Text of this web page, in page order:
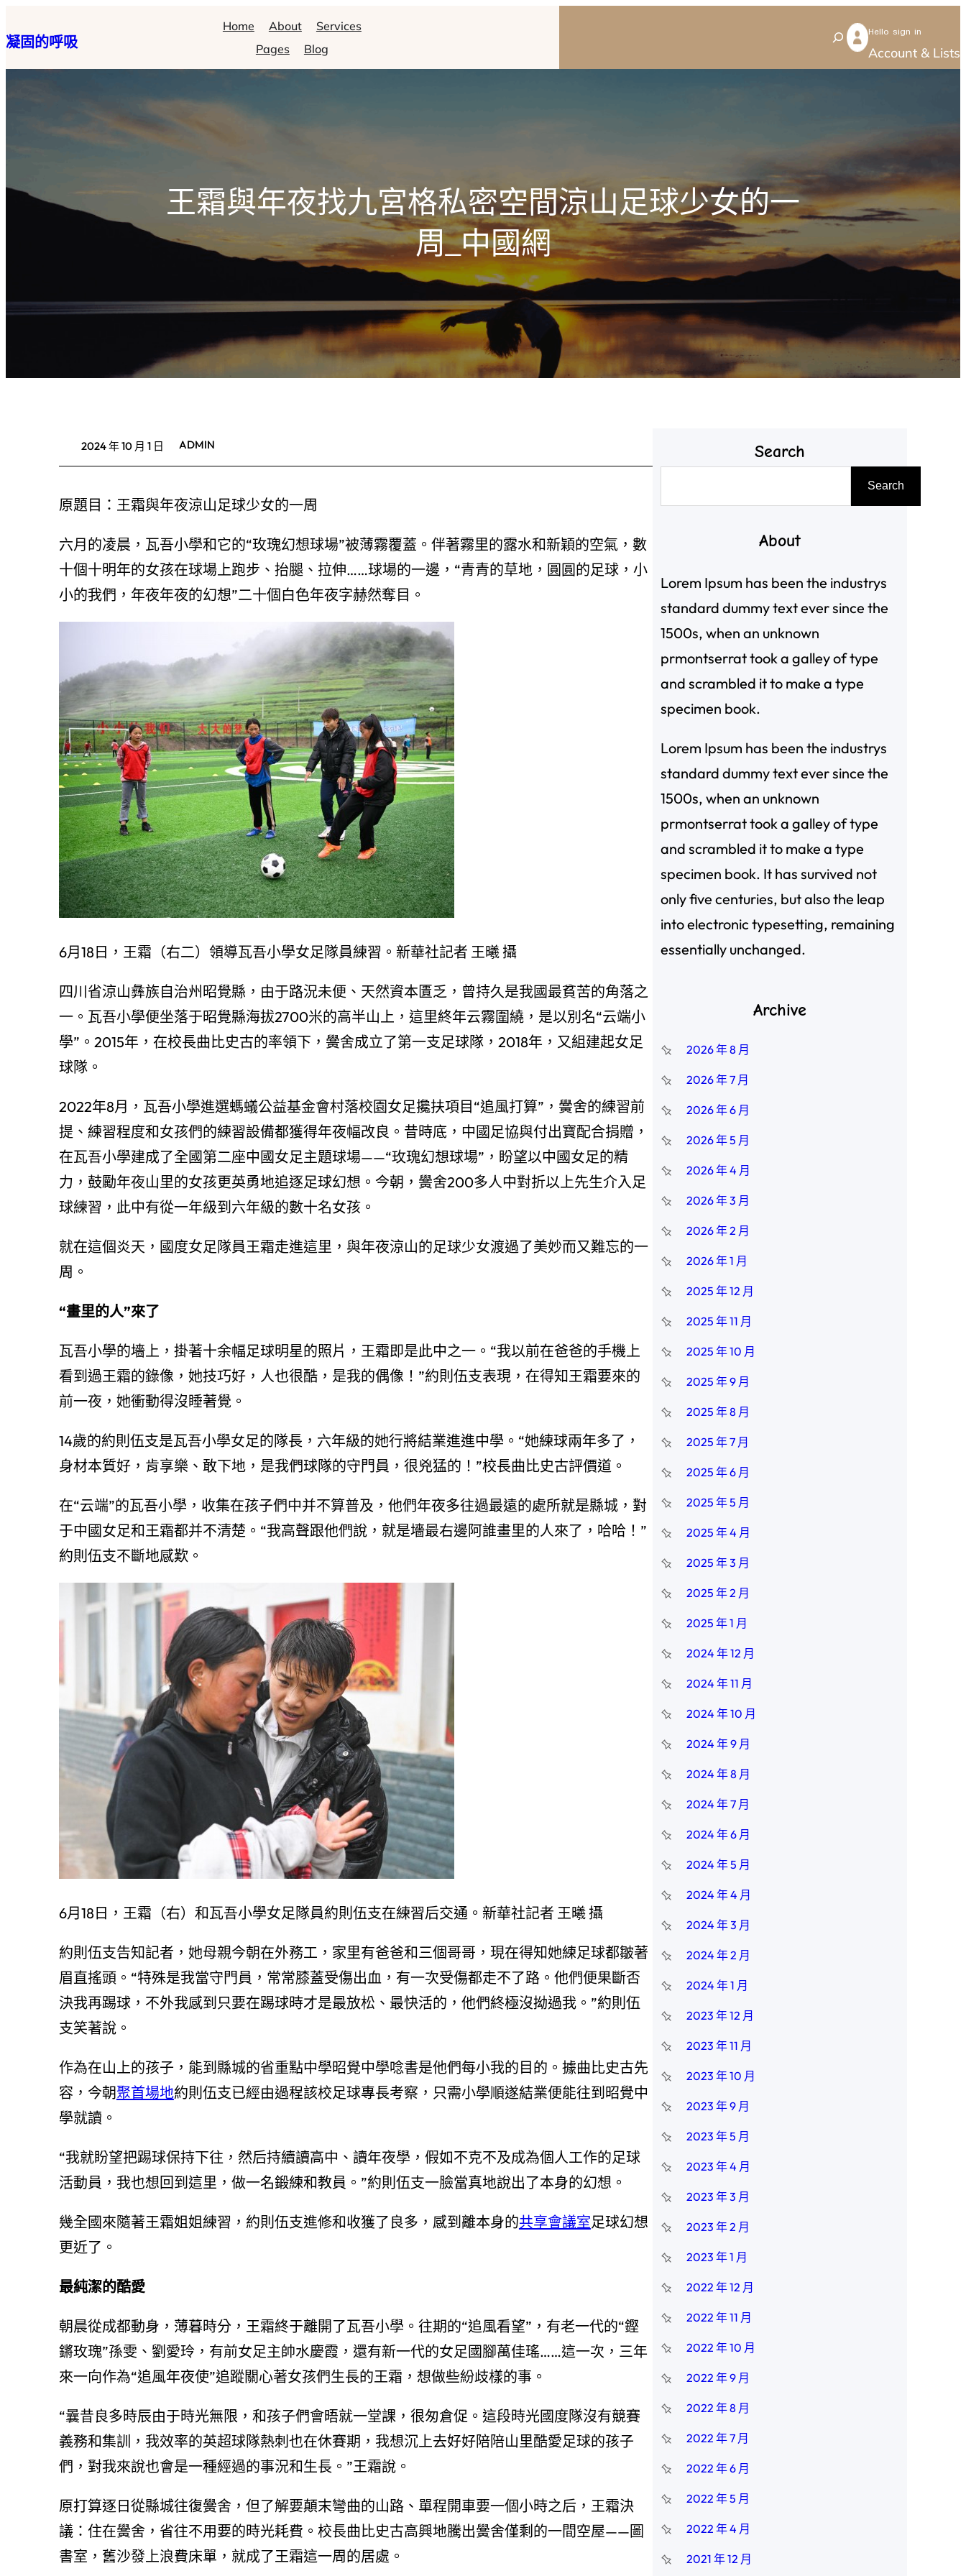
至
主
凝固的呼吸
Home About
Services
Pages
Blog
S
e
Hello sign in
Account & Lists
王霜與年夜找九宮格私密空間涼山足球少女的一
周_中國網
2024 年 10 月 1 日 ADMIN
原題目：王霜與年夜涼山足球少女的一周
六月的凌晨，瓦吾小學和它的“玫瑰幻想球場”被薄霧覆蓋。伴著霧里的露水和新穎的空氣，數
十個十明年的女孩在球場上跑步、抬腿、拉伸……球場的一邊，“青青的草地，圓圓的足球，小
小的我們，年夜年夜的幻想”二十個白色年夜字赫然奪目。
6月18日，王霜（右二）領導瓦吾小學女足隊員練習。新華社記者 王曦 攝
四川省涼山彝族自治州昭覺縣，由于路況未便、天然資本匱乏，曾持久是我國最貧苦的角落之
一。瓦吾小學便坐落于昭覺縣海拔2700米的高半山上，這里終年云霧圍繞，是以別名“云端小
學”。2015年，在校長曲比史古的率領下，黌舍成立了第一支足球隊，2018年，又組建起女足
球隊。
2022年8月，瓦吾小學進選螞蟻公益基金會村落校園女足攙扶項目“追風打算”，黌舍的練習前
提、練習程度和女孩們的練習設備都獲得年夜幅改良。昔時底，中國足協與付出寶配合捐贈，
在瓦吾小學建成了全國第二座中國女足主題球場——“玫瑰幻想球場”，盼望以中國女足的精
力，鼓勵年夜山里的女孩更英勇地追逐足球幻想。今朝，黌舍200多人中對折以上先生介入足
球練習，此中有從一年級到六年級的數十名女孩。
就在這個炎天，國度女足隊員王霜走進這里，與年夜涼山的足球少女渡過了美妙而又難忘的一
周。
“畫里的人”來了
瓦吾小學的墻上，掛著十余幅足球明星的照片，王霜即是此中之一。“我以前在爸爸的手機上
看到過王霜的錄像，她技巧好，人也很酷，是我的偶像！”約則伍支表現，在得知王霜要來的
前一夜，她衝動得沒睡著覺。
14歲的約則伍支是瓦吾小學女足的隊長，六年級的她行將結業進進中學。“她練球兩年多了，
身材本質好，肯享樂、敢下地，是我們球隊的守門員，很兇猛的！”校長曲比史古評價道。
在“云端”的瓦吾小學，收集在孩子們中并不算普及，他們年夜多往過最遠的處所就是縣城，對
于中國女足和王霜都并不清楚。“我高聲跟他們說，就是墻最右邊阿誰畫里的人來了，哈哈！”
約則伍支不斷地感歎。
6月18日，王霜（右）和瓦吾小學女足隊員約則伍支在練習后交通。新華社記者 王曦 攝
約則伍支告知記者，她母親今朝在外務工，家里有爸爸和三個哥哥，現在得知她練足球都皺著
眉直搖頭。“特殊是我當守門員，常常膝蓋受傷出血，有一次受傷都走不了路。他們便果斷否
決我再踢球，不外我感到只要在踢球時才是最放松、最快活的，他們終極沒拗過我。”約則伍
支笑著說。
作為在山上的孩子，能到縣城的省重點中學昭覺中學唸書是他們每小我的目的。據曲比史古先
容，今朝聚首場地約則伍支已經由過程該校足球專長考察，只需小學順遂結業便能往到昭覺中
學就讀。
“我就盼望把踢球保持下往，然后持續讀高中、讀年夜學，假如不克不及成為個人工作的足球
活動員，我也想回到這里，做一名鍛練和教員。”約則伍支一臉當真地說出了本身的幻想。
幾全國來隨著王霜姐姐練習，約則伍支進修和收獲了良多，感到離本身的共享會議室足球幻想
更近了。
最純潔的酷愛
朝晨從成都動身，薄暮時分，王霜終于離開了瓦吾小學。往期的“追風看望”，有老一代的“鏗
鏘玫瑰”孫雯、劉愛玲，有前女足主帥水慶霞，還有新一代的女足國腳萬佳瑤……這一次，三年
來一向作為“追風年夜使”追蹤關心著女孩們生長的王霜，想做些紛歧樣的事。
“曩昔良多時辰由于時光無限，和孩子們會晤就一堂課，很匆倉促。這段時光國度隊沒有競賽
義務和集訓，我效率的英超球隊熱刺也在休賽期，我想沉上去好好陪陪山里酷愛足球的孩子
們，對我來說也會是一種經過的事況和生長。”王霜說。
原打算逐日從縣城往復黌舍，但了解要顛末彎曲的山路、單程開車要一個小時之后，王霜決
議：住在黌舍，省往不用要的時光耗費。校長曲比史古高興地騰出黌舍僅剩的一間空屋——圖
書室，舊沙發上浪費床單，就成了王霜這一周的居處。
Search
尋
Search
About
Lorem Ipsum has been the industrys
standard dummy text ever since the
1500s, when an unknown
prmontserrat took a galley of type
and scrambled it to make a type
specimen book.
Lorem Ipsum has been the industrys
standard dummy text ever since the
1500s, when an unknown
prmontserrat took a galley of type
and scrambled it to make a type
specimen book. It has survived not
only five centuries, but also the leap
into electronic typesetting, remaining
essentially unchanged.
Archive
2026 年 8 月
2026 年 7 月
2026 年 6 月
2026 年 5 月
2026 年 4 月
2026 年 3 月
2026 年 2 月
2026 年 1 月
2025 年 12 月
2025 年 11 月
2025 年 10 月
2025 年 9 月
2025 年 8 月
2025 年 7 月
2025 年 6 月
2025 年 5 月
2025 年 4 月
2025 年 3 月
2025 年 2 月
2025 年 1 月
2024 年 12 月
2024 年 11 月
2024 年 10 月
2024 年 9 月
2024 年 8 月
2024 年 7 月
2024 年 6 月
2024 年 5 月
2024 年 4 月
2024 年 3 月
2024 年 2 月
2024 年 1 月
2023 年 12 月
2023 年 11 月
2023 年 10 月
2023 年 9 月
2023 年 5 月
2023 年 4 月
2023 年 3 月
2023 年 2 月
2023 年 1 月
2022 年 12 月
2022 年 11 月
2022 年 10 月
2022 年 9 月
2022 年 8 月
2022 年 7 月
2022 年 6 月
2022 年 5 月
2022 年 4 月
2021 年 12 月